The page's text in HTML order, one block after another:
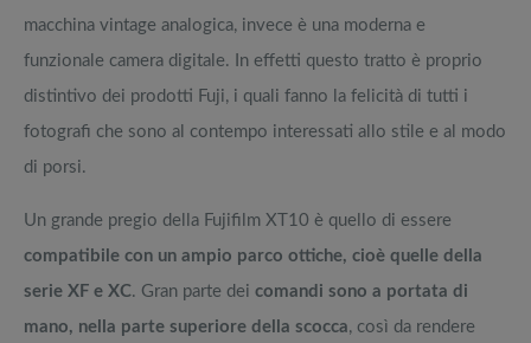
macchina vintage analogica, invece è una moderna e
funzionale camera digitale. In effetti questo tratto è proprio
distintivo dei prodotti Fuji, i quali fanno la felicità di tutti i
fotografi che sono al contempo interessati allo stile e al modo
di porsi.
Un grande pregio della Fujifilm XT10 è quello di essere
compatibile con un ampio parco ottiche, cioè quelle della
serie XF e XC. Gran parte dei comandi sono a portata di
mano, nella parte superiore della scocca, così da rendere